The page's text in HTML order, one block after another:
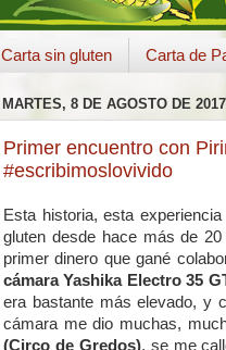
Carta sin gluten Carta de
MARTES, 8 DE AGOSTO DE 2017
Primer encuentro con
#escribimoslovivido
Esta historia, esta
gluten desde hace más de
primer dinero que gané
cámara Yashika Electro 35
era bastante más elevado, y
cámara me dio muchas,
(Circo de Gredos), se me